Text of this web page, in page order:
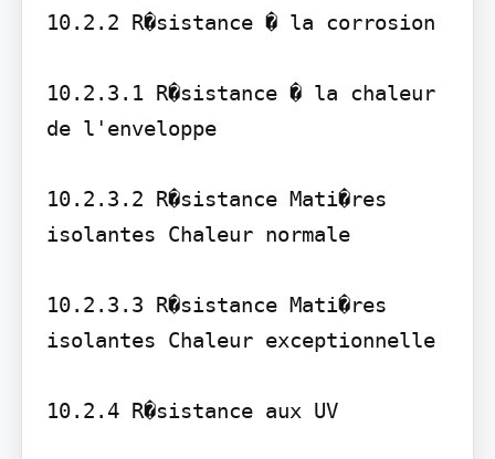
10.2.2 R�sistance � la corrosion
10.2.3.1 R�sistance � la chaleur
de l'enveloppe
10.2.3.2 R�sistance Mati�res
isolantes Chaleur normale
10.2.3.3 R�sistance Mati�res
isolantes Chaleur exceptionnelle
10.2.4 R�sistance aux UV